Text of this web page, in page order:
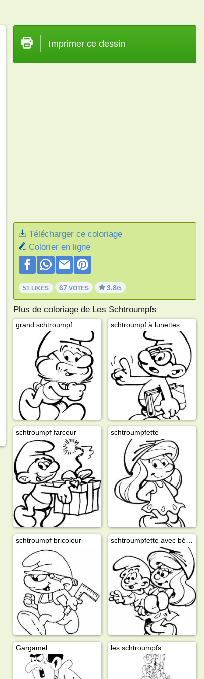
Imprimer ce dessin
Télécharger ce coloriage
Colorier en ligne
51 LIKES 67 VOTES 3.8/5
Plus de coloriage de Les Schtroumpfs
grand schtroumpf schtroumpf à lunettes
schtroumpf farceur schtroumpfette
schtroumpf bricoleur schtroumpfette avec bébé schtroumpf
Gargamel les schtroumpfs